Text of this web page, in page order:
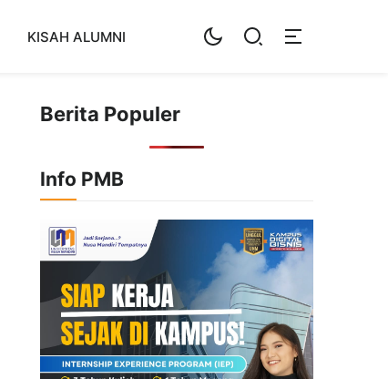
KISAH ALUMNI
Berita Populer
Info PMB